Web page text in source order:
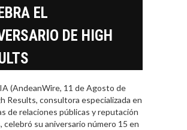
EL
DE HIGH
(AndeanWire, 11 de Agosto de
Results, consultora especializada en
de relaciones públicas y reputación
celebró su aniversario número 15 en